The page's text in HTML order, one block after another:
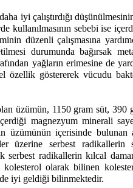
iyi çalıştırdığı
kullanılmasının sebebi ise
düzenli çalışmasına
durumunda bağırsak
yağların erimesine de
göstererek vücudu
üzümün, 1150 gram süt, 390
magnezyum minerali
üzümünün içerisinde bulunan
üzerine serbest radikallerin
radikallerin kılcal
olarak bilinen
iyi geldiği bilinmektedir.